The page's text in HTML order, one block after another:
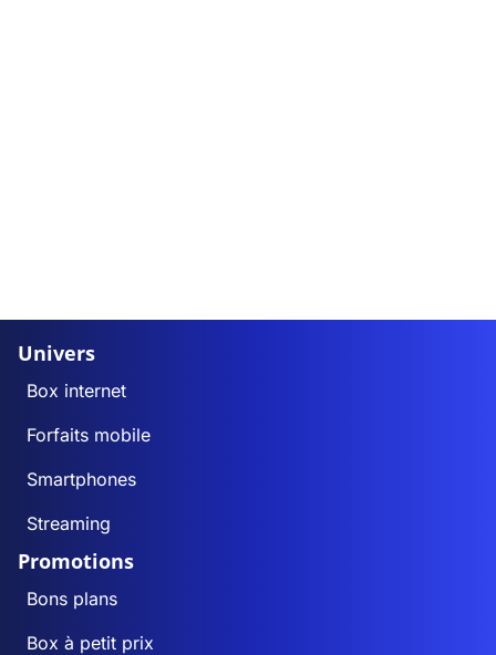
Univers
Box internet
Forfaits mobile
Smartphones
Streaming
Promotions
Bons plans
Box à petit prix